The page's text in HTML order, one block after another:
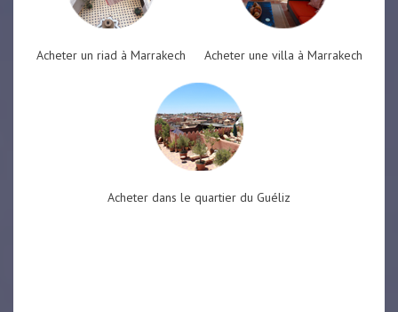
Acheter un riad à Marrakech Acheter une villa à Marrakech
Acheter dans le quartier du Guéliz